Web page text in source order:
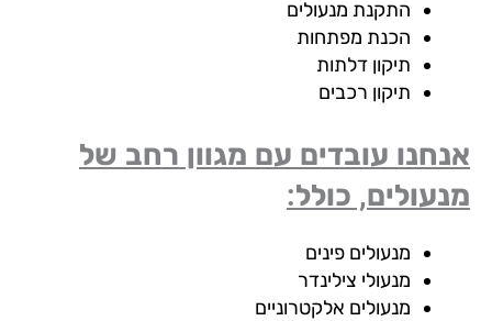
התקנת מנעולים
הכנת מפתחות
תיקון דלתות
תיקון רכבים
עובדים עם מגוון רחב של
כולל:
מנעולים פינים
מנעולי צילינדר
מנעולים אלקטרוניים